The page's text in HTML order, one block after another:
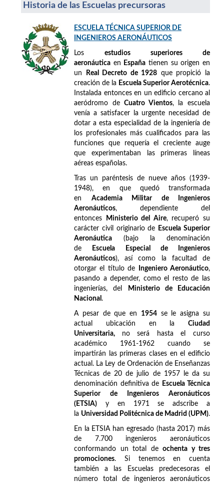
Historia de las Escuelas precursoras
ESCUELA TÉCNICA SUPERIOR DE
INGENIEROS AERONÁUTICOS
Los estudios superiores de
aeronáutica en España tienen su origen en
un
Real Decreto de 1928 que propició la
creación de la Escuela Superior Aerotécnica.
Instalada entonces en un edificio cercano al
aeródromo deCuatro Vientos, la escuela
venía a satisfacer la urgente necesidad de
dotar a esta especialidad de la ingeniería de
los profesionales más cualificados para las
funciones que requería el creciente auge
que experimentaban las primeras líneas
aéreas españolas.
Tras un paréntesis de nueve años (1939-
1948), en que quedó transformada
en Academia Militar de Ingenieros
Aeronáuticos, dependiente del
entonces
Ministerio del Aire, recuperó su
carácter civil originario de
Escuela Superior
Aeronáutica (bajo la denominación
de
Escuela Especial de Ingenieros
Aeronáuticos), así como la facultad de
otorgar el título de
Ingeniero Aeronáutico,
pasando a depender, como el resto de las
ingenierías, del
Ministerio de Educación
Nacional .
A pesar de que en 1954se le asigna su
actual ubicación en la Ciudad
Universitaria, no será hasta el curso
académico 1961-1962 cuando se
impartirán las primeras clases en el edificio
actual. La Ley de Ordenación de Enseñanzas
Técnicas de 20 de julio de 1957 le da su
denominación definitiva de
Escuela Técnica
Superior de Ingenieros Aeronáuticos
(ETSIA) y en 1971 se adscribe a
la Universidad Politécnica de Madrid (UPM).
En la ETSIA han egresado (hasta 2017) más
de 7.700 ingenieros aeronáuticos
conformando un total de ochenta y tres
promociones. Si tenemos en cuenta
también a las Escuelas predecesoras el
número total de ingenieros aeronáuticos